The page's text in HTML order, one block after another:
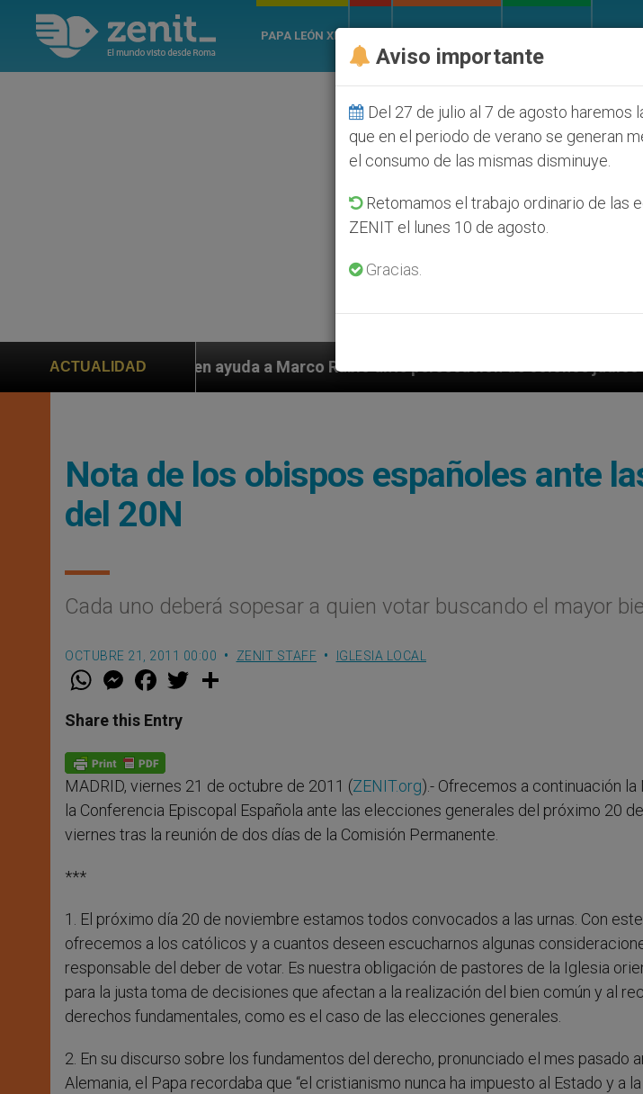
PAPA LEÓN XIV
ACTUALIDAD
ayuda a Marco Rubio ante persecución de colonos judíos que afecta a cristianos
Nota de los obispos españoles ante
del 20N
Cada uno deberá sopesar a quien votar buscando el mayor
OCTUBRE 21, 2011 00:00 ZENIT STAFF IGLESIA LOCAL
W
t
s
p
p
M
e
s
e
g
e
r
F
a
e
b
o
k
w
Share this Entry
MADRID, viernes 21 de octubre de 2011 (ZENIT.org).- Ofrecemos a continuación
la Conferencia Episcopal Española ante las elecciones generales del próximo 20
viernes tras la reunión de dos días de la Comisión Permanente.
***
1. El próximo día 20 de noviembre estamos todos convocados a las urnas. Con
ofrecemos a los católicos y a cuantos deseen escucharnos algunas
responsable del deber de votar. Es nuestra obligación de pastores de la Iglesia
para la justa toma de decisiones que afectan a la realización del bien común y al
derechos fundamentales, como es el caso de las elecciones generales.
2. En su discurso sobre los fundamentos del derecho, pronunciado el mes pasado
Alemania, el Papa recordaba que “el cristianismo nunca ha impuesto al Estado y a
Aviso importante
Del 27 de julio al 7 de agosto haremos
que en el periodo de verano se generan
el consumo de las mismas disminuye.
Retomamos el trabajo ordinario de las
ZENIT el lunes 10 de agosto.
Gracias.